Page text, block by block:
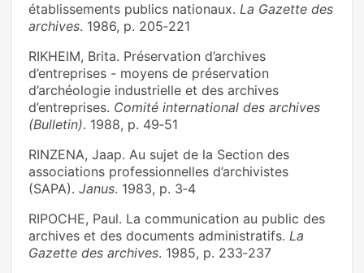
établissements publics nationaux. La Gazette des
archives. 1986, p. 205‑221
RIKHEIM, Brita. Préservation d’archives
d’entreprises - moyens de préservation
d’archéologie industrielle et des archives
d’entreprises. Comité international des archives
(Bulletin). 1988, p. 49‑51
RINZENA, Jaap. Au sujet de la Section des
associations professionnelles d’archivistes
(SAPA). Janus. 1983, p. 3‑4
RIPOCHE, Paul. La communication au public des
archives et des documents administratifs. La
Gazette des archives. 1985, p. 233‑237